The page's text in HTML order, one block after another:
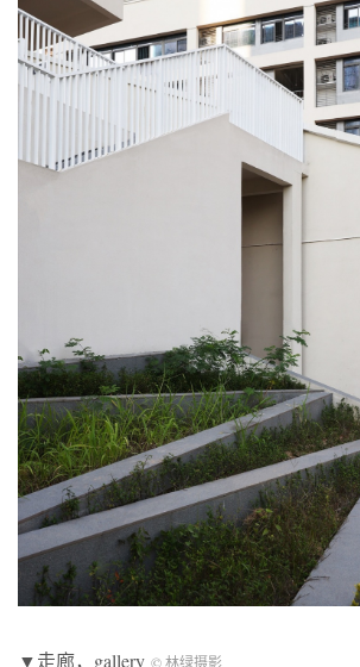
▼走廊，gallery © 林绿摄影